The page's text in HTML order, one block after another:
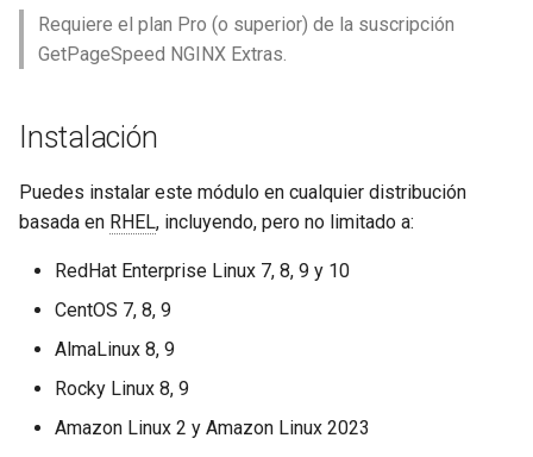
n
o
$browser_family
$device_brand
$is_ai_crawler
Related
Related
Recaída a autenticación
básica
Verifica que tienes un
principal HTTP en tu keytab
Utilidades MIT Kerberos
Kerberos
Obtén un principal HTTP
aws-auth
aws-sdk
balancer
base-encoding
checkups
consul-event
consul
Servidor Web Tengine -
Instalar en RHEL, CentOS y
Módulos de NGINX para el
Panel de Control de Plesk -
Paquetes RPM
Módulos de NGINX de cPanel
EA4 - Convierte ea-nginx en
una potencia de rendimiento y
seguridad
NGINX - Paquetes RPM para
Requiere el plan Pro (o superior) de la suscripción
GetPageSpeed NGINX Extras.
Instalación
Puedes instalar este módulo en cualquier distribución
basada en RHEL, incluyendo, pero no limitado a:
RedHat Enterprise Linux 7, 8, 9 y 10
CentOS 7, 8, 9
AlmaLinux 8, 9
Rocky Linux 8, 9
Amazon Linux 2 y Amazon Linux 2023